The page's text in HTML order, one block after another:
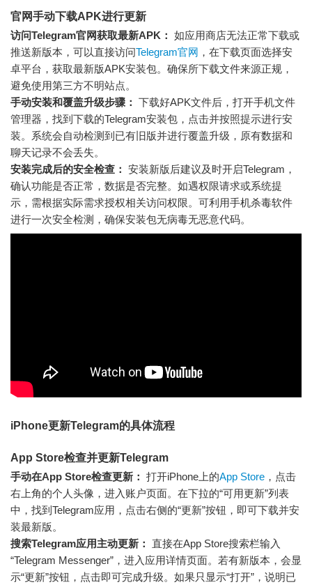
官网手动下载APK进行更新
访问Telegram官网获取最新APK： 如应用商店无法正常下载或
推送新版本，可以直接访问Telegram官网 ，在下载页面选择安
卓平台，获取最新版APK安装包。确保所下载文件来源正规，
避免使用第三方不明站点。
手动安装和覆盖升级步骤： 下载好APK文件后，打开手机文件
管理器，找到下载的Telegram安装包，点击并按照提示进行安
装。系统会自动检测到已有旧版并进行覆盖升级，原有数据和
聊天记录不会丢失。
安装完成后的安全检查： 安装新版后建议及时开启Telegram，
确认功能是否正常，数据是否完整。如遇权限请求或系统提
示，需根据实际需求授权相关访问权限。可利用手机杀毒软件
进行一次安全检测，确保安装包无病毒无恶意代码。
iPhone更新Telegram的具体流程
App Store检查并更新Telegram
手动在App Store检查更新： 打开iPhone上的App Store ，点击
右上角的个人头像，进入账户页面。在下拉的“可用更新”列表
中，找到Telegram应用，点击右侧的“更新”按钮，即可下载并安
装最新版。
搜索Telegram应用主动更新： 直接在App Store搜索栏输入
“Telegram Messenger”，进入应用详情页面。若有新版本，会显
示“更新”按钮，点击即可完成升级。如果只显示“打开”，说明已